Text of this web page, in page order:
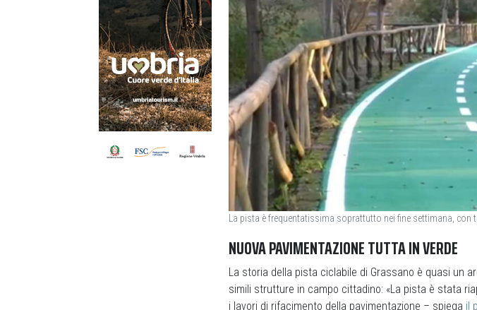
La pista è frequentatissima soprattutto nei fine settimana, con
NUOVA PAVIMENTAZIONE TUTTA IN VERDE
La storia della pista ciclabile di Grassano è quasi un
simili strutture in campo cittadino: «La pista è stata
i lavori di rifacimento della pavimentazione – spiega il